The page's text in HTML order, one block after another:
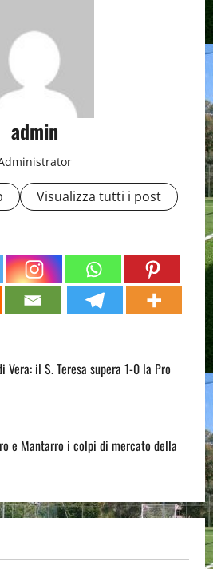
admin
Visualizza tutti i post
Vera: il S. Teresa supera 1-0 la Pro
e Mantarro i colpi di mercato della